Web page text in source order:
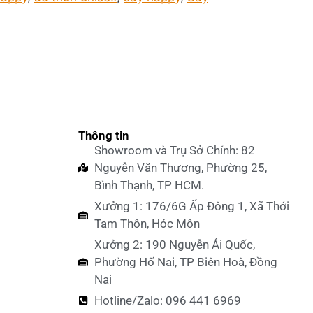
Thông tin
Showroom và Trụ Sở Chính: 82
Nguyễn Văn Thương, Phường 25,
Bình Thạnh, TP HCM.
Xưởng 1: 176/6G Ấp Đông 1, Xã Thới
Tam Thôn, Hóc Môn
Xưởng 2: 190 Nguyễn Ái Quốc,
Phường Hố Nai, TP Biên Hoà, Đồng
Nai
Hotline/Zalo: 096 441 6969